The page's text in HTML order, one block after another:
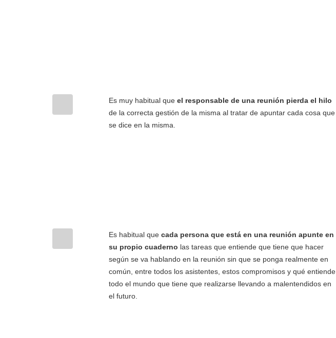
Es muy habitual que el responsable de una reunión pierda el hilo
de la correcta gestión de la misma al tratar de apuntar cada cosa que
se dice en la misma.
Es habitual que cada persona que está en una reunión apunte en
su propio cuaderno las tareas que entiende que tiene que hacer
según se va hablando en la reunión sin que se ponga realmente en
común, entre todos los asistentes, estos compromisos y qué entiende
todo el mundo que tiene que realizarse llevando a malentendidos en
el futuro.